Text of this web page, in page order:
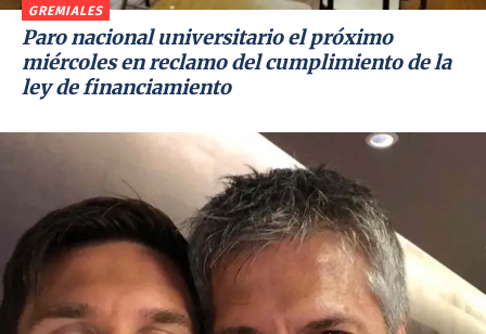
GREMIALES
Paro nacional universitario el próximo
miércoles en reclamo del cumplimiento de la
ley de financiamiento